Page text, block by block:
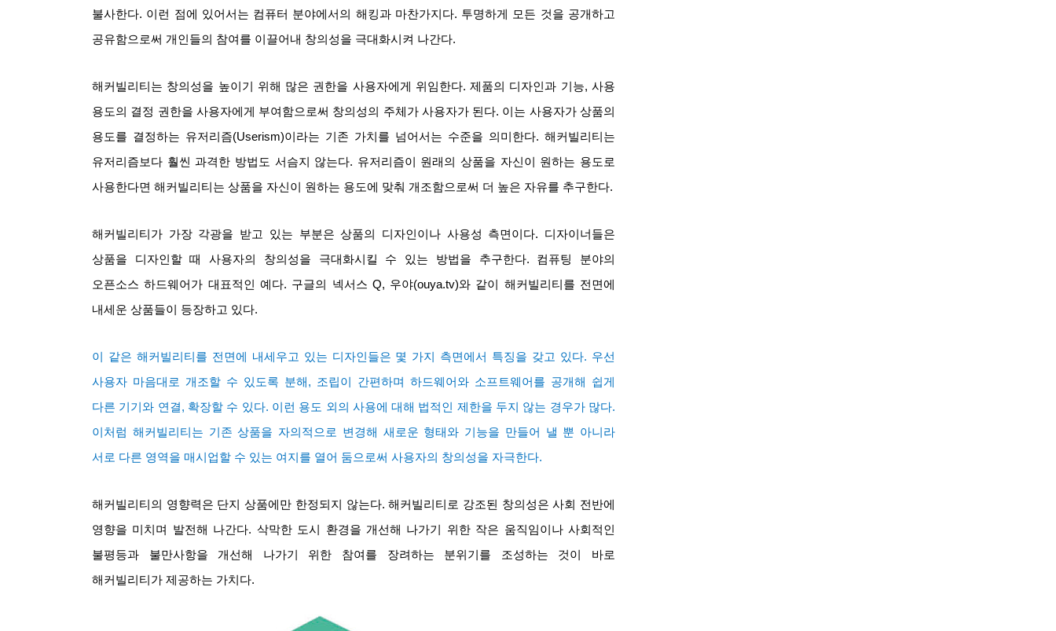
불사한다. 이런 점에 있어서는 컴퓨터 분야에서의 해킹과 마찬가지다. 투명하게 모든 것을 공개하고
공유함으로써 개인들의 참여를 이끌어내 창의성을 극대화시켜 나간다.
해커빌리티는 창의성을 높이기 위해 많은 권한을 사용자에게 위임한다.제품의 디자인과 기능,사용
용도의 결정 권한을 사용자에게 부여함으로써 창의성의 주체가 사용자가 된다. 이는 사용자가 상품의
용도를 결정하는 유저리즘(Userism)이라는 기존 가치를 넘어서는 수준을 의미한다. 해커빌리티는
유저리즘보다 훨씬 과격한 방법도 서슴지 않는다. 유저리즘이 원래의 상품을 자신이 원하는 용도로
사용한다면 해커빌리티는 상품을 자신이 원하는 용도에 맞춰 개조함으로써 더 높은 자유를 추구한다.
해커빌리티가 가장 각광을 받고 있는 부분은 상품의 디자인이나 사용성 측면이다. 디자이너들은
상품을 디자인할 때 사용자의 창의성을 극대화시킬 수 있는 방법을 추구한다. 컴퓨팅 분야의
오픈소스 하드웨어가 대표적인 예다. 구글의 넥서스 Q, 우야(ouya.tv)와 같이 해커빌리티를 전면에
내세운 상품들이 등장하고 있다.
이 같은 해커빌리티를 전면에 내세우고 있는 디자인들은 몇 가지 측면에서 특징을 갖고 있다. 우선
사용자 마음대로 개조할 수 있도록 분해, 조립이 간편하며 하드웨어와 소프트웨어를 공개해 쉽게
다른 기기와 연결, 확장할 수 있다. 이런 용도 외의 사용에 대해 법적인 제한을 두지 않는 경우가 많다.
이처럼 해커빌리티는 기존 상품을 자의적으로 변경해 새로운 형태와 기능을 만들어 낼 뿐 아니라
서로 다른 영역을 매시업할 수 있는 여지를 열어 둠으로써 사용자의 창의성을 자극한다.
해커빌리티의 영향력은 단지 상품에만 한정되지 않는다.해커빌리티로 강조된 창의성은 사회 전반에
영향을 미치며 발전해 나간다. 삭막한 도시 환경을 개선해 나가기 위한 작은 움직임이나 사회적인
불평등과 불만사항을 개선해 나가기 위한 참여를 장려하는 분위기를 조성하는 것이 바로
해커빌리티가 제공하는 가치다.